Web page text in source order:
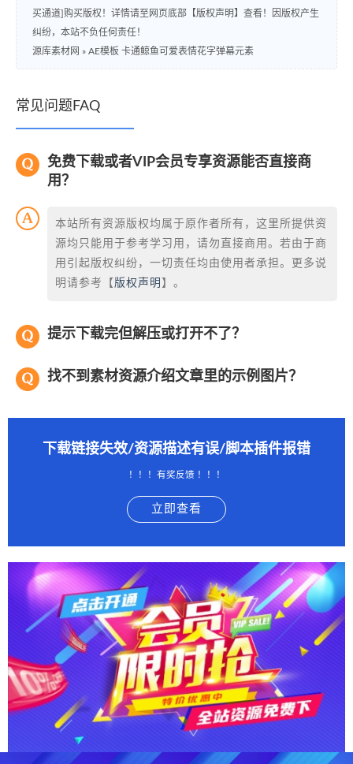
买通道]购买版权！详情请至网页底部【版权声明】查看！因版权产生
纠纷，本站不负任何责任！
源库素材网 » AE模板 卡通鲸鱼可爱表情花字弹幕元素
常见问题FAQ
免费下载或者VIP会员专享资源能否直接商
用？
本站所有资源版权均属于原作者所有，这里所提供资
源均只能用于参考学习用，请勿直接商用。若由于商
用引起版权纠纷，一切责任均由使用者承担。更多说
明请参考【 版权声明 】。
提示下载完但解压或打开不了？
找不到素材资源介绍文章里的示例图片？
下载链接失效/资源描述有误/脚本插件报错
！！！有奖反馈 ！！！
立即查看